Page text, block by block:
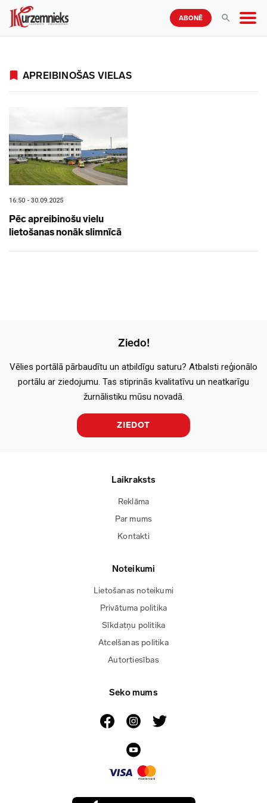
ABONĒ
APREIBINOŠAS VIELAS
16:50 - 30.09.2025
Pēc apreibinošu vielu
lietošanas nonāk slimnīcā
Ziedo!
Vēlies portālā pārbaudītu un atbildīgu saturu? Atbalsti reģionālo
portālu ar ziedojumu. Tas stiprinās kvalitatīvu un neatkarīgu
žurnālistiku mūsu novadā.
ZIEDOT
Laikraksts
Reklāma
Par mums
Kontakti
Noteikumi
Lietošanas noteikumi
Privātuma politika
Sīkdatņu politika
Atcelšanas politika
Autortiesības
Seko mums